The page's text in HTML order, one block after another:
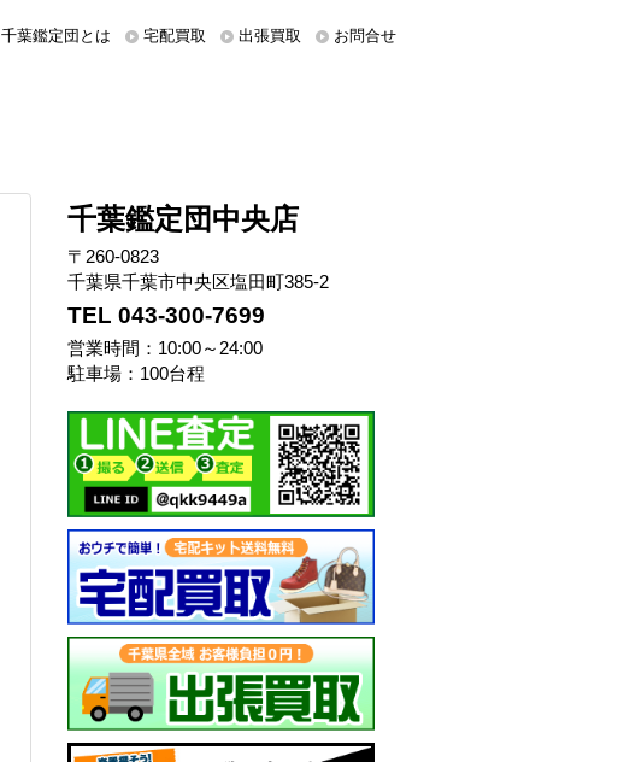
千葉鑑定団とは 宅配買取 出張買取 お問合せ
千葉鑑定団中央店
〒260-0823
千葉県千葉市中央区塩田町385-2
TEL 043-300-7699
営業時間：10:00～24:00
駐車場：100台程